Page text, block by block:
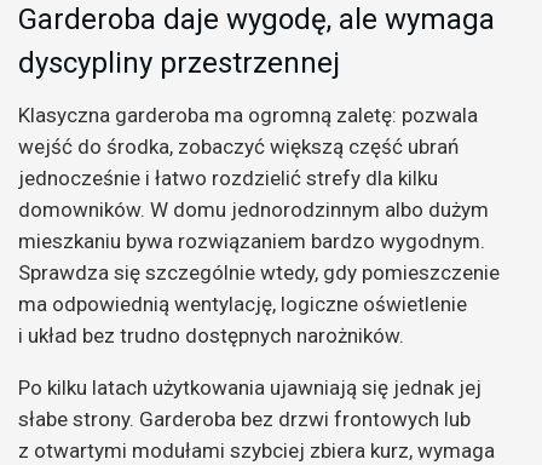
Garderoba daje wygodę, ale wymaga
dyscypliny przestrzennej
Klasyczna garderoba ma ogromną zaletę: pozwala
wejść do środka, zobaczyć większą część ubrań
jednocześnie i łatwo rozdzielić strefy dla kilku
domowników. W domu jednorodzinnym albo dużym
mieszkaniu bywa rozwiązaniem bardzo wygodnym.
Sprawdza się szczególnie wtedy, gdy pomieszczenie
ma odpowiednią wentylację, logiczne oświetlenie
i układ bez trudno dostępnych narożników.
Po kilku latach użytkowania ujawniają się jednak jej
słabe strony. Garderoba bez drzwi frontowych lub
z otwartymi modułami szybciej zbiera kurz, wymaga